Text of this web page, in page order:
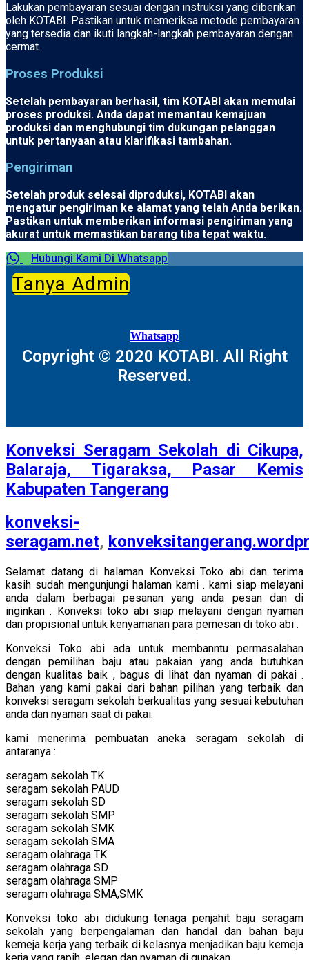
Lakukan pembayaran sesuai dengan instruksi yang diberikan
oleh KOTABI. Pastikan untuk memeriksa metode pembayaran
yang tersedia dan ikuti langkah-langkah pembayaran dengan
cermat.
Proses Produksi
Setelah pembayaran berhasil, tim KOTABI akan memulai
proses produksi. Anda dapat memantau kemajuan
produksi dan menghubungi tim dukungan pelanggan
untuk pertanyaan atau klarifikasi tambahan.
Pengiriman
Setelah produk selesai diproduksi, KOTABI akan
mengatur pengiriman ke alamat yang telah Anda berikan.
Pastikan untuk memberikan informasi pengiriman yang
akurat untuk memastikan barang tiba tepat waktu.
Hubungi Kami Di Whatsapp
Tanya Admin
Whatsapp
Copyright © 2020 KOTABI. All Right
Reserved.
Konveksi Seragam Sekolah di Cikupa,
Balaraja, Tigaraksa, Pasar Kemis
Kabupaten Tangerang
konveksi-
seragam.net,
Selamat datang di halaman Konveksi Toko abi dan terima
kasih sudah mengunjungi halaman kami . kami siap melayani
anda dalam berbagai pesanan yang anda pesan dan di
inginkan . Konveksi toko abi siap melayani dengan nyaman
dan propisional untuk kenyamanan para pemesan di toko abi .
Konveksi Toko abi ada untuk membanntu permasalahan
dengan pemilihan baju atau pakaian yang anda butuhkan
dengan kualitas baik , bagus di lihat dan nyaman di pakai .
Bahan yang kami pakai dari bahan pilihan yang terbaik dan
konveksi seragam sekolah berkualitas yang sesuai kebutuhan
anda dan nyaman saat di pakai.
kami menerima pembuatan aneka seragam sekolah di
antaranya :
seragam sekolah TK
seragam sekolah PAUD
seragam sekolah SD
seragam sekolah SMP
seragam sekolah SMK
seragam sekolah SMA
seragam olahraga TK
seragam olahraga SD
seragam olahraga SMP
seragam olahraga SMA,SMK
Konveksi toko abi didukung tenaga penjahit baju seragam
sekolah yang berpengalaman dan handal dan bahan baju
kemeja kerja yang terbaik di kelasnya menjadikan baju kemeja